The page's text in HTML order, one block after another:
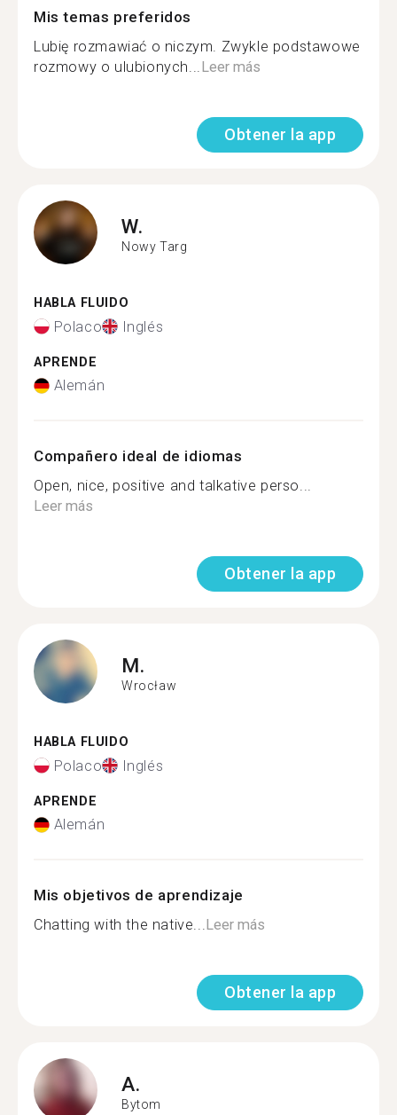
Mis temas preferidos
Lubię rozmawiać o niczym. Zwykle podstawowe
rozmowy o ulubionych...Leer más
Obtener la app
W.
Nowy Targ
HABLA FLUIDO
Polaco Inglés
APRENDE
Alemán
Compañero ideal de idiomas
Open, nice, positive and talkative perso...
Leer más
Obtener la app
M.
Wrocław
HABLA FLUIDO
Polaco Inglés
APRENDE
Alemán
Mis objetivos de aprendizaje
Chatting with the native...Leer más
Obtener la app
A.
Bytom